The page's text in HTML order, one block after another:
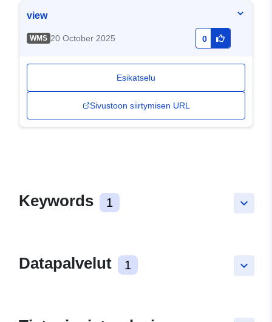
view
WMS 20 October 2025 0
Esikatselu
Sivustoon siirtymisen URL
keyboard_arrow_down
Keywords 1
keyboard_arrow_down
Datapalvelut 1